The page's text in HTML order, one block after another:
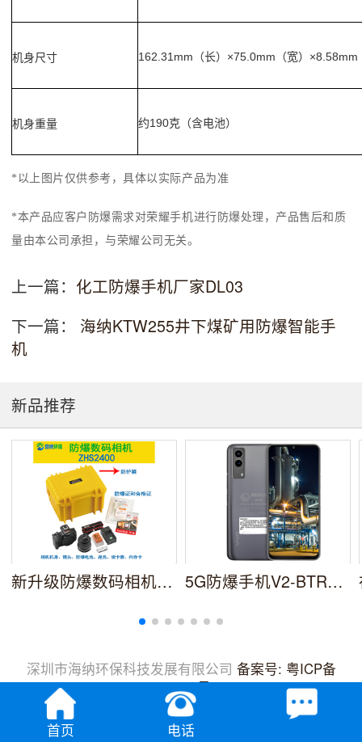
机身尺寸 162.31mm （长） ×75.0mm （宽） ×8.58mm
机身重量 约190克（含电池）
*以上图片仅供参考，具体以实际产品为准
*本产品应客户防爆需求对荣耀手机进行防爆处理，产品售后和质
量由本公司承担，与荣耀公司无关。
上一篇： 化工防爆手机厂家DL03
下一篇：
海纳KTW255井下煤矿用防爆智能手
机
新品推荐
新升级防爆数码相机ZHS2400安全防爆更轻便携 5G防爆手机V2-BTR防爆智能手机NFC
深圳市海纳环保科技发展有限公司 备案号: 粤ICP备
20049236号-2
首页 电话